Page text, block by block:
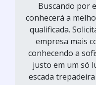
Buscando por
conhecerá a
qualificada.
empresa mais
conhecendo a
justo em um só
escada